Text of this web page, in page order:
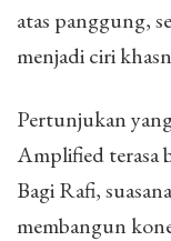
atas panggung,
menjadi ciri
Pertunjukan
Amplified terasa
Bagi Rafi,
membangun